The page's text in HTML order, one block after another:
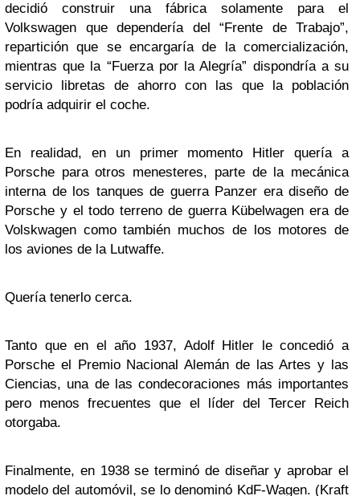
decidió construir una fábrica solamente para el
Volkswagen que dependería del “Frente de Trabajo”,
repartición que se encargaría de la comercialización,
mientras que la “Fuerza por la Alegría” dispondría a su
servicio libretas de ahorro con las que la población
podría adquirir el coche.
En realidad, en un primer momento Hitler quería a
Porsche para otros menesteres, parte de la mecánica
interna de los tanques de guerra Panzer era diseño de
Porsche y el todo terreno de guerra Kübelwagen era de
Volskwagen como también muchos de los motores de
los aviones de la Lutwaffe.
Quería tenerlo cerca.
Tanto que en el año 1937, Adolf Hitler le concedió a
Porsche el Premio Nacional Alemán de las Artes y las
Ciencias, una de las condecoraciones más importantes
pero menos frecuentes que el líder del Tercer Reich
otorgaba.
Finalmente, en 1938 se terminó de diseñar y aprobar el
modelo del automóvil, se lo denominó KdF-Wagen. (Kraft